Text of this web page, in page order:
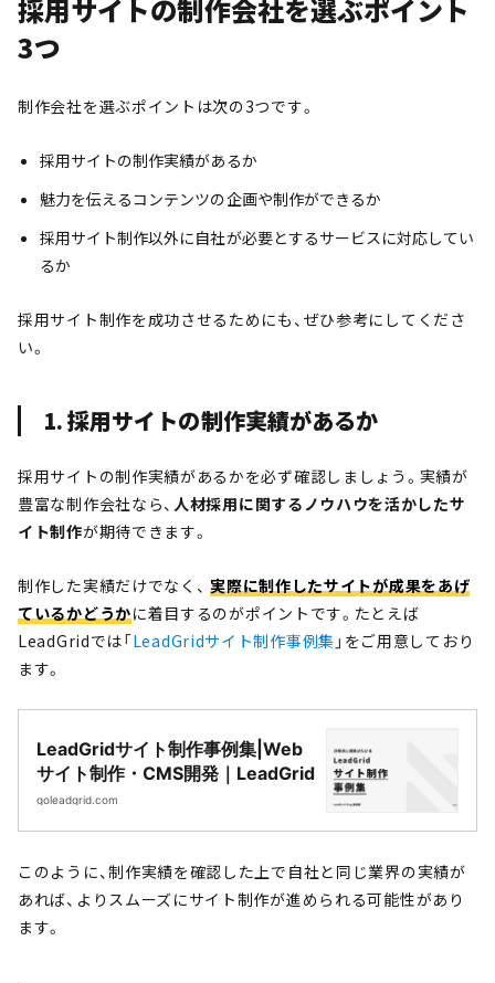
採用サイトの制作会社を選ぶポイント
3つ
制作会社を選ぶポイントは次の3つです。
採用サイトの制作実績があるか
魅力を伝えるコンテンツの企画や制作ができるか
採用サイト制作以外に自社が必要とするサービスに対応してい
るか
採用サイト制作を成功させるためにも、ぜひ参考にしてくださ
い。
1.採用サイトの制作実績があるか
採用サイトの制作実績があるかを必ず確認しましょう。実績が
豊富な制作会社なら、 人材採用に関するノウハウを活かしたサ
イト制作が期待できます。
制作した実績だけでなく、実際に制作したサイトが成果をあげ
ているかどうかに着目するのがポイントです。たとえば
LeadGridでは「LeadGridサイト制作事例集 」をご用意しており
ます。
LeadGridサイト制作事例集|Web
サイト制作・CMS開発｜LeadGrid
goleadgrid.com
このように、制作実績を確認した上で自社と同じ業界の実績が
あれば、よりスムーズにサイト制作が進められる可能性があり
ます。